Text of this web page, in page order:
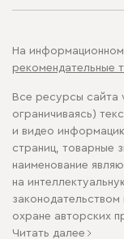
На
рекомендательные
Все ресурсы сайта
ограничиваясь)
и видео
страниц, товарные
наименование
на
охране авторских
Читать далее